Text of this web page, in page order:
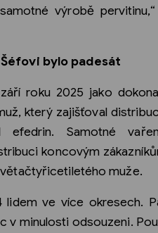
výrobě
bylo padesát
roku 2025 jako
který zajišťoval
efedrin. Samotné
koncovým
muže.
lidem ve více okresech.
v minulosti odsouzeni.